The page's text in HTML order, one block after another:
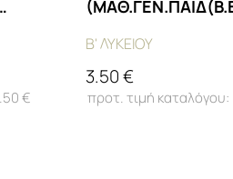
€
Β' ΛΥΚΕΙΟΥ
3.50 €